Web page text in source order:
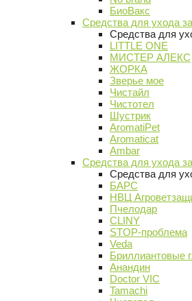
БиоВакс
Средства для ухода
Средства для
LITTLE ONE
МИСТЕР АЛЕКС
ЖОРКА
Зверье мое
Чистайл
Чистотел
Шустрик
AromatiPet
Aromaticat
Ambar
Средства для ухода
Средства для
БАРС
НВЦ
Пчелодар
CLINY
STOP-проблема
Veda
Бриллиантовые
Анандин
Doctor VIC
Tamachi